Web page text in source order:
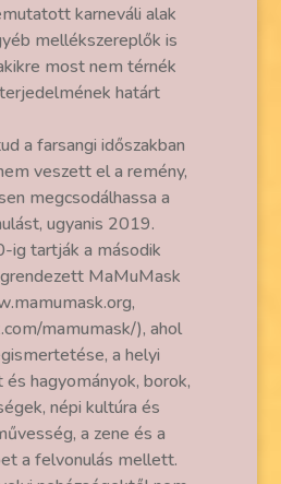
karneváli alak
mellékszereplők is
most nem térnék
határt
a farsangi időszakban
veszett el a remény,
megcsodálhassa a
ugyanis 2019.
ig tartják a második
MaMuMask
mamumask/), ahol
a helyi
hagyományok, borok,
népi kultúra és
a zene és a
a felvonulás mellett.